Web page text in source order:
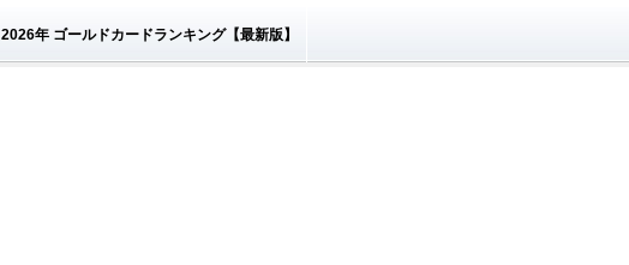
2026年 ゴールドカードランキング【最新版】